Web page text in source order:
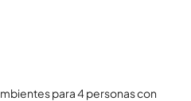
para 4 personas con